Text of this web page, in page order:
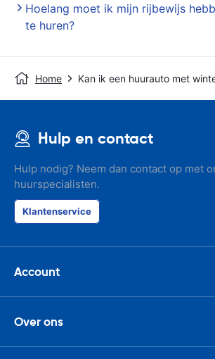
Hoelang moet ik mijn rijbewijs
te huren?
Home Kan ik een huurauto met
Hulp en contact
Hulp nodig? Neem dan contact op met
huurspecialisten.
Klantenservice
Account
Over ons